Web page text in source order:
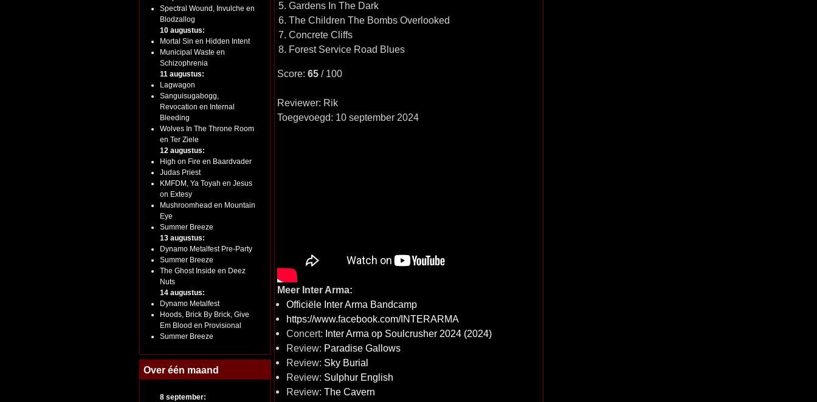
Spectral Wound, Invulche en
Blodzallog
10 augustus:
Mortal Sin en Hidden Intent
Municipal Waste en
Schizophrenia
11 augustus:
Lagwagon
Sanguisugabogg,
Revocation en Internal
Bleeding
Wolves In The Throne Room
en Ter Ziele
12 augustus:
High on Fire en Baardvader
Judas Priest
KMFDM, Ya Toyah en Jesus
on Extesy
Mushroomhead en Mountain
Eye
Summer Breeze
13 augustus:
Dynamo Metalfest Pre-Party
Summer Breeze
The Ghost Inside en Deez
Nuts
14 augustus:
Dynamo Metalfest
Hoods, Brick By Brick, Give
Em Blood en Provisional
Summer Breeze
Over één maand
8 september:
5. Gardens In The Dark
6. The Children The Bombs Overlooked
7. Concrete Cliffs
8. Forest Service Road Blues
Score: 65/ 100
Reviewer: Rik
Toegevoegd: 10 september 2024
Meer Inter Arma:
Officiële Inter Arma Bandcamp
https://www.facebook.com/INTERARMA
Concert: Inter Arma op Soulcrusher 2024 (2024)
Review: Paradise Gallows
Review: Sky Burial
Review: Sulphur English
Review: The Cavern